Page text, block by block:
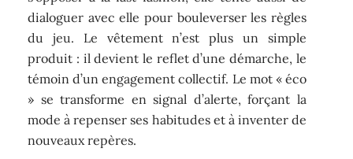
dialoguer avec elle pour bouleverser les règles
du jeu. Le vêtement n’est plus un simple
produit : il devient le reflet d’une démarche, le
témoin d’un engagement collectif. Le mot « éco
» se transforme en signal d’alerte, forçant la
mode à repenser ses habitudes et à inventer de
nouveaux repères.